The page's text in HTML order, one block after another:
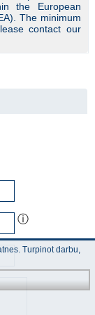
the European
The minimum
contact our
ⓘ
Turpinot darbu,